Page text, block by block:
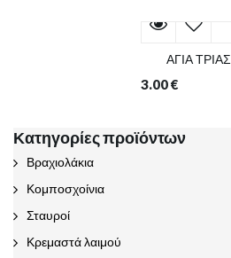
ΑΓΙΑ ΤΡΙΑΣ
3.00€
Κατηγορίες προϊόντων
Βραχιολάκια
Κομποσχοίνια
Σταυροί
Κρεμαστά λαιμού